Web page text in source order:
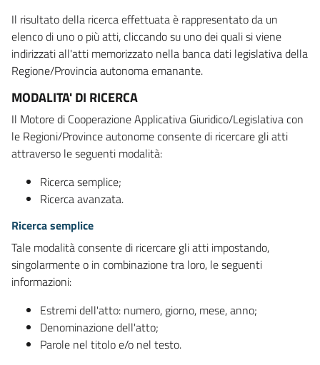
Il risultato della ricerca effettuata è rappresentato da un
elenco di uno o più atti, cliccando su uno dei quali si viene
indirizzati all'atti memorizzato nella banca dati legislativa della
Regione/Provincia autonoma emanante.
MODALITA' DI RICERCA
Il Motore di Cooperazione Applicativa Giuridico/Legislativa con
le Regioni/Province autonome consente di ricercare gli atti
attraverso le seguenti modalità:
Ricerca semplice;
Ricerca avanzata.
Ricerca semplice
Tale modalità consente di ricercare gli atti impostando,
singolarmente o in combinazione tra loro, le seguenti
informazioni:
Estremi dell'atto: numero, giorno, mese, anno;
Denominazione dell'atto;
Parole nel titolo e/o nel testo.